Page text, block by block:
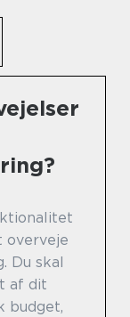
overveje
Du skal
af dit
budget,